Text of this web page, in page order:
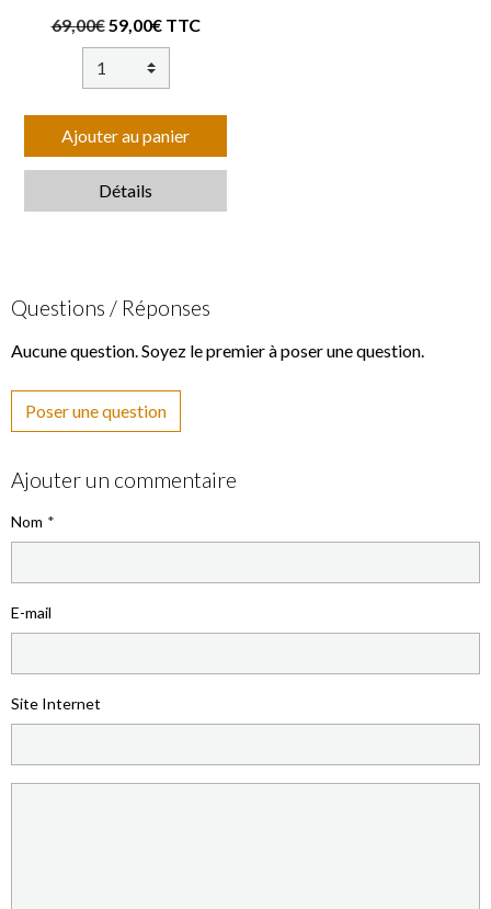
69,00€59,00€ TTC
Ajouter au panier
Détails
Questions / Réponses
Aucune question. Soyez le premier à poser une question.
Poser une question
Ajouter un commentaire
Nom
E-mail
Site Internet